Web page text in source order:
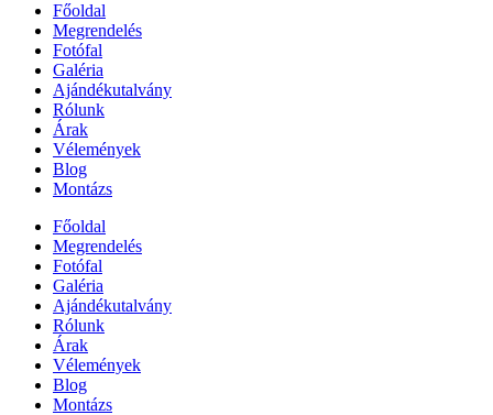
Főoldal
Megrendelés
Fotófal
Galéria
Ajándékutalvány
Rólunk
Árak
Vélemények
Blog
Montázs
Főoldal
Megrendelés
Fotófal
Galéria
Ajándékutalvány
Rólunk
Árak
Vélemények
Blog
Montázs